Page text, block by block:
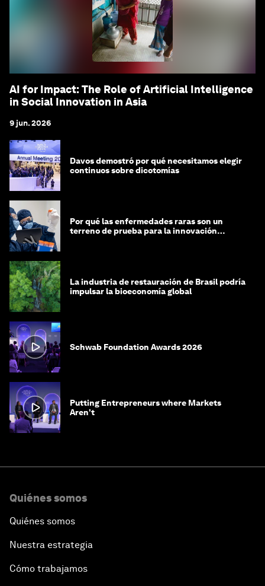
AI for Impact: The Role of Artificial Intelligence
in Social Innovation in Asia
9 jun. 2026
Davos demostró por qué necesitamos elegir
continuos sobre dicotomías
Por qué las enfermedades raras son un
terreno de prueba para la innovación
La industria de restauración de Brasil podría
impulsar la bioeconomía global
Schwab Foundation Awards 2026
Putting Entrepreneurs where Markets
Aren't
Quiénes somos
Quiénes somos
Nuestra estrategia
Cómo trabajamos